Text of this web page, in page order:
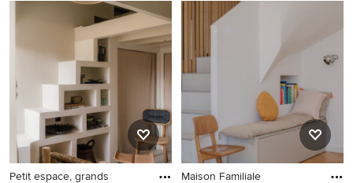
Petit espace, grands
Maison Familiale